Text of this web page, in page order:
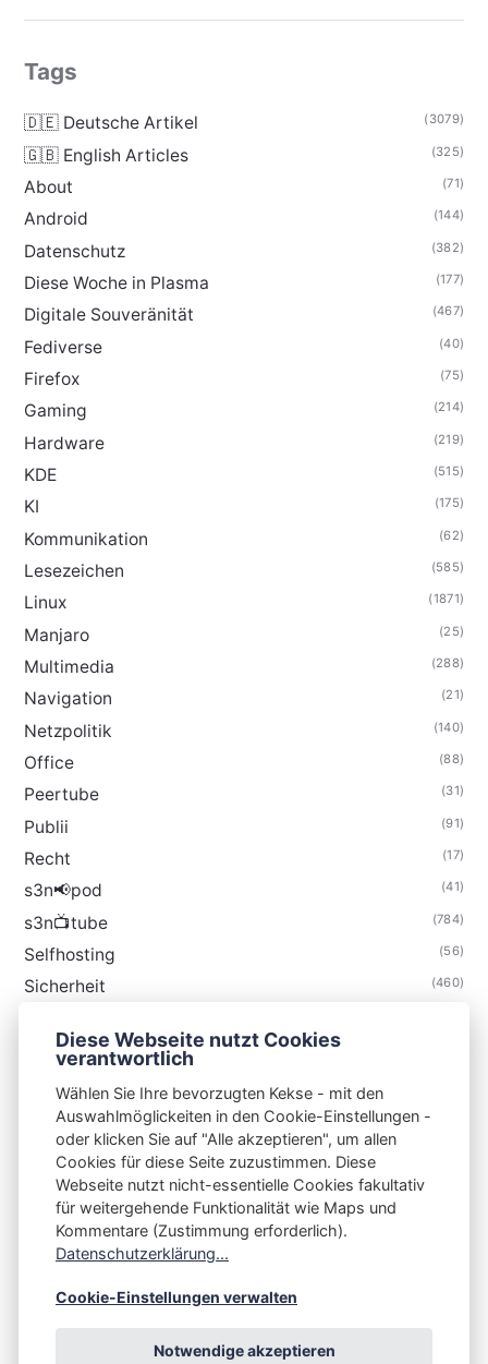
Tags
🇩🇪 Deutsche Artikel (3079)
🇬🇧 English Articles (325)
About (71)
Android (144)
Datenschutz (382)
Diese Woche in Plasma (177)
Digitale Souveränität (467)
Fediverse (40)
Firefox (75)
Gaming (214)
Hardware (219)
KDE (515)
KI (175)
Kommunikation (62)
Lesezeichen (585)
Linux (1871)
Manjaro (25)
Multimedia (288)
Navigation (21)
Netzpolitik (140)
Office (88)
Peertube (31)
Publii (91)
Recht (17)
s3n📢pod (41)
s3n📺tube (784)
Selfhosting (56)
Sicherheit (460)
Thunderbird
S3N🧩NET
Integrating Open-Source Blog Network (iOSBN)
Impressum
Kontakt
Diese Webseite nutzt Cookies
verantwortlich
Wählen Sie Ihre bevorzugten Kekse - mit den
Auswahlmöglickeiten in den Cookie-Einstellungen -
oder klicken Sie auf "Alle akzeptieren", um allen
Cookies für diese Seite zuzustimmen. Diese
Webseite nutzt nicht-essentielle Cookies fakultativ
für weitergehende Funktionalität wie Maps und
Kommentare (Zustimmung erforderlich).
Datenschutzerklärung...
Cookie-Einstellungen verwalten
Notwendige akzeptieren